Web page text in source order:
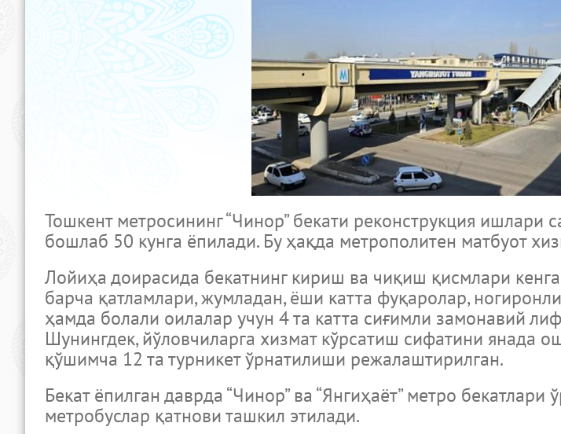
Тошкент метросининг “Чинор” бекати реконструкция ишлари
бошлаб 50 кунга ёпилади. Бу ҳақда метрополитен матбуот
Лойиҳа доирасида бекатнинг кириш ва чиқиш қисмлари
барча қатламлари, жумладан, ёши катта фуқаролар,
ҳамда болали оилалар учун 4 та катта сиғимли замонавий
Шунингдек, йўловчиларга хизмат кўрсатиш сифатини янада
қўшимча 12 та турникет ўрнатилиши режалаштирилган.
Бекат ёпилган даврда “Чинор” ва “Янгиҳаёт” метро бекатлари
метробуслар қатнови ташкил этилади.